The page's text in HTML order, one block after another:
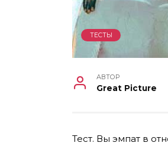
ТЕСТЫ
АВТОР
Great Picture
Тест. Вы эмпат в